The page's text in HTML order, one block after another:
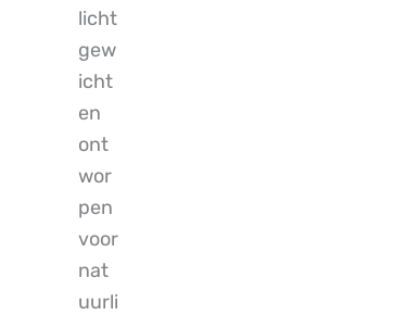
licht
gew
icht
en
ont
wor
pen
voor
nat
uurli